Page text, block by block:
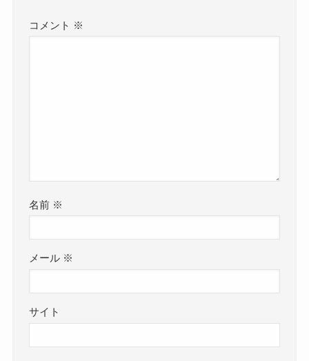
コメント ※
名前 ※
メール ※
サイト